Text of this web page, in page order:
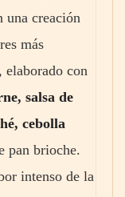
una creación
más
, elaborado con
salsa de
cebolla
pan brioche.
intenso de la